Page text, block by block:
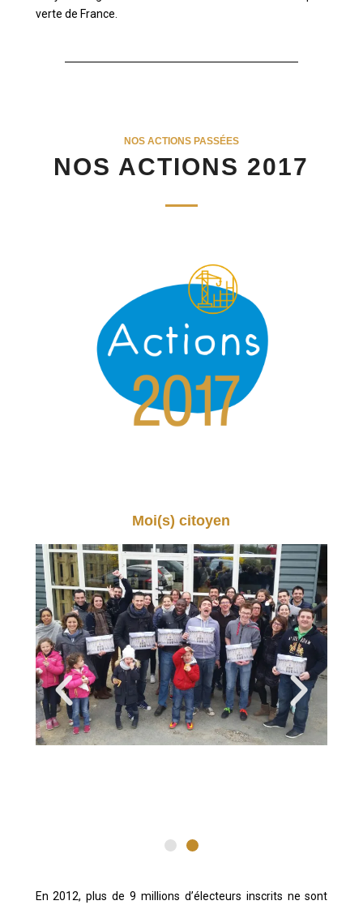
verte de France.
NOS ACTIONS PASSÉES
NOS ACTIONS 2017
Moi(s) citoyen
En 2012, plus de 9 millions d’électeurs inscrits ne sont